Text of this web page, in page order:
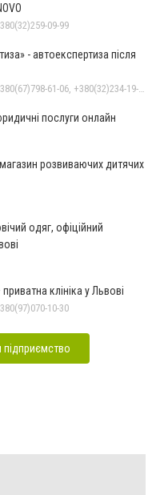
09-99
- автоекспертиза після
послуги онлайн
розвиваючих дитячих
одяг, офіційний
у Львові
клініка у Львові
10-30